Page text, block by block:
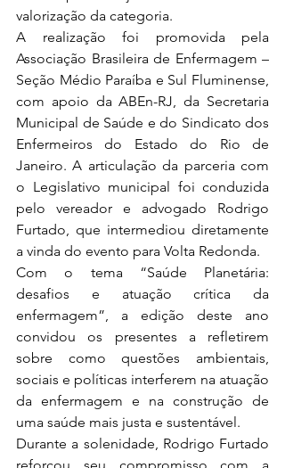
valorização da categoria.
A realização foi promovida pela
Associação Brasileira de Enfermagem –
Seção Médio Paraíba e Sul Fluminense,
com apoio da ABEn-RJ, da Secretaria
Municipal de Saúde e do Sindicato dos
Enfermeiros do Estado do Rio de
Janeiro. A articulação da parceria com
o Legislativo municipal foi conduzida
pelo vereador e advogado Rodrigo
Furtado, que intermediou diretamente
a vinda do evento para Volta Redonda.
Com o tema “Saúde Planetária:
desafios e atuação crítica da
enfermagem”, a edição deste ano
convidou os presentes a refletirem
sobre como questões ambientais,
sociais e políticas interferem na atuação
da enfermagem e na construção de
uma saúde mais justa e sustentável.
Durante a solenidade, Rodrigo Furtado